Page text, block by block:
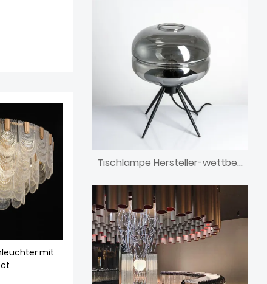
mit
Tischlampe Hersteller-wettbewerbsfähiger Großhandel